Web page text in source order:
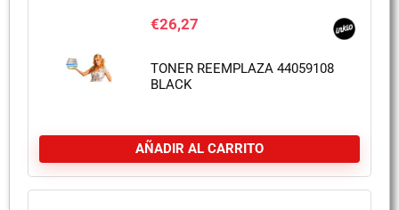
€26,27
TONER REEMPLAZA 44059108
BLACK
AÑADIR AL CARRITO